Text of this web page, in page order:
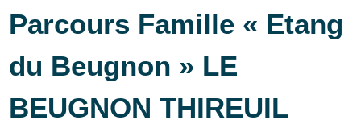
Parcours Famille « Etang
du Beugnon » LE
BEUGNON THIREUIL